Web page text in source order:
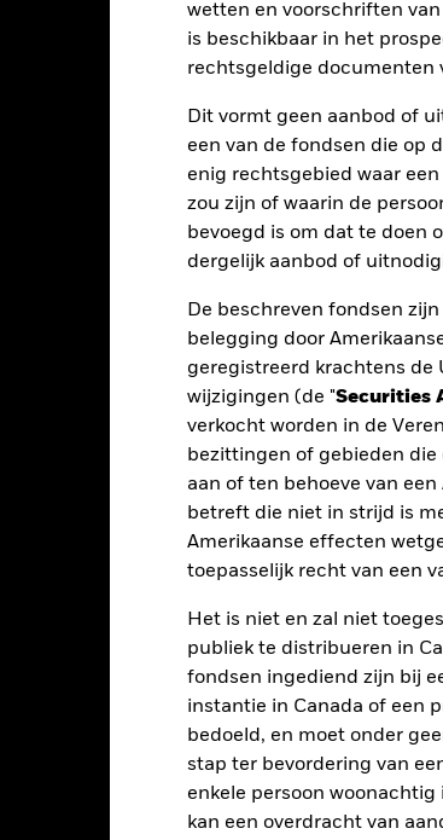
wetten en voorschriften
is beschikbaar in het
rechtsgeldige documenten
Dit vormt geen aanbod of
een van de fondsen die op
enig rechtsgebied waar
zou zijn of waarin de
bevoegd is om dat te doen
dergelijk aanbod of
De beschreven fondsen
belegging door
geregistreerd krachtens de
wijzigingen (de "Securities
verkocht worden in de
bezittingen of gebieden
aan of ten behoeve van
betreft die niet in strijd is
Amerikaanse effecten
toepasselijk recht van een
Het is niet en zal niet
publiek te distribueren in
fondsen ingediend zijn bij
instantie in Canada of een
bedoeld, en moet onder
stap ter bevordering van
enkele persoon woonachtig
kan een overdracht van
Totaalrendement (%)
2022
Tijdens deze periode behaalde het Fonds zijn
11/mei/2026 gebruikte het Fonds een andere
2021
Doelbenchmark 1 (%) EUR
rendement is weergegeven na aftrek van de
genomen bij de berekening.
getoonde cijfers hebben betrekking op de prestaties
geen betrouwbare indicator voor toekomstige
ontwikkelen. Het kan u helpen om te beoordelen
prestaties worden weergegeven op basis van de
valutaschommelingen als uw belegging wordt
van de prestaties in het verleden. Bron:
Belangrijkste
en/of de wanbetalingsquote van emittenten
met een rating lager dan beleggingskwaliteit
hogere rating. Potentiële of werkelijke verlagingen